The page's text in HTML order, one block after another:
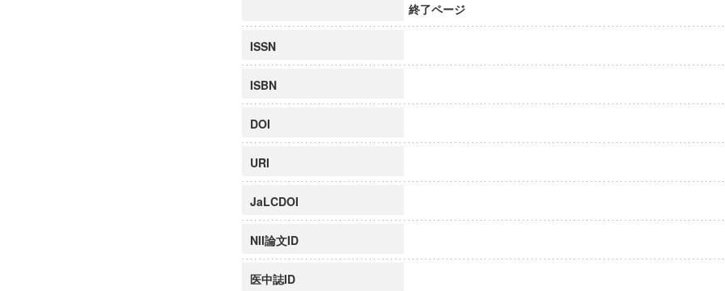
終了ページ
ISSN
ISBN
DOI
URI
JaLCDOI
NII論文ID
医中誌ID